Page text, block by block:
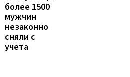
более 1500
мужчин
незаконно
сняли с
учета